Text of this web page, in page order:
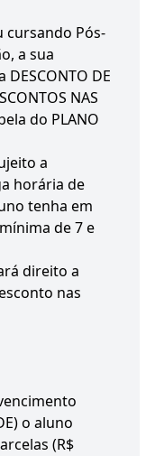
cursando Pós-
a sua
DE
NAS
do PLANO
a
horária de
tenha em
de 7 e
direito a
nas
o aluno
(R$